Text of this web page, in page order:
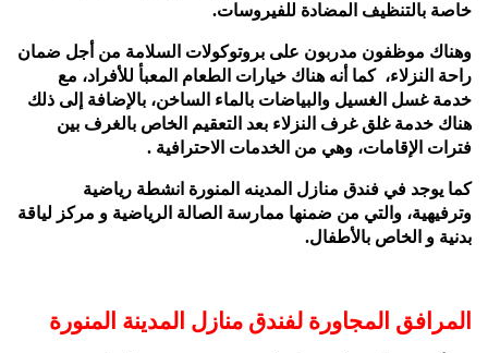
خاصة بالتنظيف المضادة للفيروسات.
وهناك موظفون مدربون على بروتوكولات السلامة من أجل ضمان
راحة النزلاء، كما أنه هناك خيارات الطعام المعبأ للأفراد، مع
خدمة غسل الغسيل والبياضات بالماء الساخن، بالإضافة إلى ذلك
هناك خدمة غلق غرف النزلاء بعد التعقيم الخاص بالغرف بين
فترات الإقامات، وهي من الخدمات الاحترافية .
كما يوجد في فندق منازل المدينه المنورة انشطة رياضية
وترفيهية، والتي من ضمنها ممارسة الصالة الرياضية و مركز لياقة
بدنية و الخاص بالأطفال.
المرافق المجاورة لفندق منازل المدينة المنورة